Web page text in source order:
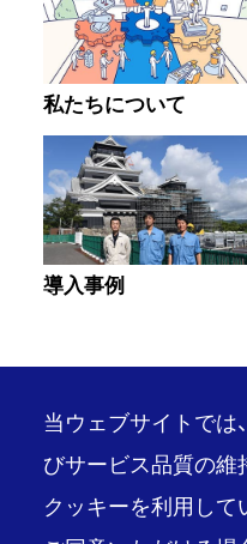
私たちについて
導入事例
当ウェブサイトでは
びサービス品質の維
クッキーを利用して